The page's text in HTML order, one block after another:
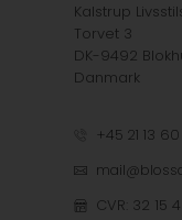
Kalstrup
Torvet 3
DK-9492
Danmark
+45 21 13
CVR: 32 15